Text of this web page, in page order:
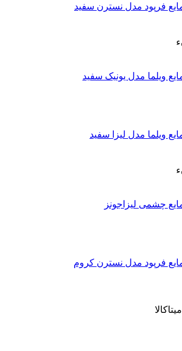
فرپود مدل نسترن‌‌ سفید
ویلما مدل یونیک‌ سفید
ویلما مدل لیزا سفید
چشمی لیزاجونز
فرپود مدل نسترن‌ کروم